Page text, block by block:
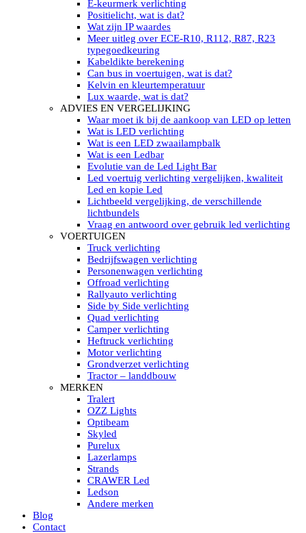
Led Multi zwaailampbalk
Led flitsbalk compact
Traffic Advisors
Led zwaailicht
Accessoires signalering
Led signalisatie in Subcategorieën
LED KOPLAMPEN GEKEURD
Led koplampen inbouw
Led koplampen opbouw
Led koplampen tractoren
Subcategorieën Led koplampen
LED ZOEKLICHT
Electrische Led zoeklamp Allremote
Electrisch Led zoeklicht Golight
Marinco Roestvrijstaal Led zoeklicht
Elektrisch Led zoeklicht diverse
Led zoeklamp accessoires ALLremote
Led zoeklicht 230V
Subcategorieën Led zoeklichten
HELLA MARINE LED
Sea Hawk – Light Bars
Sea Hawk – Light Bars – Edge Light
Sea Hawk – Work Lights
RokLUME Led werklampen
HypaLUME Led werklampen
Subcategorieën Hella Marine Led
LED STRIPS
Led strip flexibel Click & Go
Led strip RGB op rol
Led strip IP68 waterdicht
Led strip kleur wit
Led strips Vantage
Led strip met ingebouwde accu
Subcategorieën Led strips
LED INTERIEUR VERLICHTING
Led verlichting interieur PIR / Touch
LED Armatuur met Strip 220V
Led strips
Subcategorieën Led interieur
PORTABLE ACCU LED LAMP
Led hoofdlamp
Camping led verlichting
Led zaklamp
Accu werklamp
E-keurmerk verlichting
Positielicht, wat is dat?
Wat zijn IP waardes
Meer uitleg over ECE-R10, R112, R87, R23
typegoedkeuring
Kabeldikte berekening
Can bus in voertuigen, wat is dat?
Kelvin en kleurtemperatuur
Lux waarde, wat is dat?
ADVIES EN VERGELIJKING
Waar moet ik bij de aankoop van LED op letten
Wat is LED verlichting
Wat is een LED zwaailampbalk
Wat is een Ledbar
Evolutie van de Led Light Bar
Led voertuig verlichting vergelijken, kwaliteit
Led en kopie Led
Lichtbeeld vergelijking, de verschillende
lichtbundels
Vraag en antwoord over gebruik led verlichting
VOERTUIGEN
Truck verlichting
Bedrijfswagen verlichting
Personenwagen verlichting
Offroad verlichting
Rallyauto verlichting
Side by Side verlichting
Quad verlichting
Camper verlichting
Heftruck verlichting
Motor verlichting
Grondverzet verlichting
Tractor – landdbouw
MERKEN
Tralert
OZZ Lights
Optibeam
Skyled
Purelux
Lazerlamps
Strands
CRAWER Led
Ledson
Andere merken
Blog
Contact